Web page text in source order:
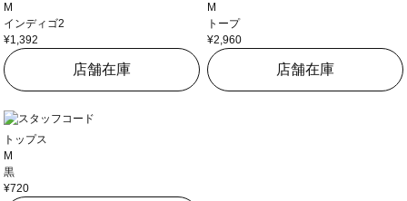
M
インディゴ2
¥1,392
店舗在庫
M
トープ
¥2,960
店舗在庫
トップス
M
黒
¥720